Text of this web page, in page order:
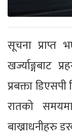
सूचना प्राप्त
खर्ज्याङ्गबाट
प्रबक्ता
रातको
बाख्राधनीहरु